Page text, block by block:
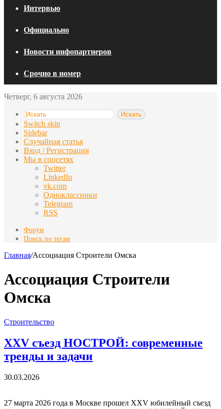
Интервью
Официально
Новости инфопартнеров
Срочно в номер
Четверг, 6 августа 2026
Искать
Switch skin
Sidebar
Случайная статья
Вход / Регистрация
Мы в соцсетях
Twitter
LinkedIn
vk.com
Одноклассники
Telegram
RSS
Форум
Поиск по тегам
Главная/Ассоциация Строители Омска
Ассоциация Строители
Омска
Строительство
XXV съезд НОСТРОЙ: современные
тренды и задачи
30.03.2026
27 марта 2026 года в Москве прошел XXV юбилейный съезд